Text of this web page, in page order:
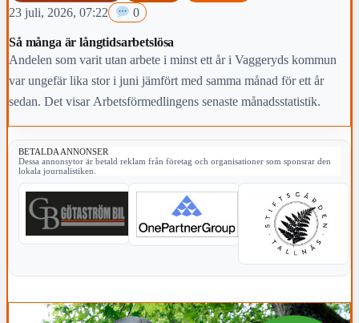
23 juli, 2026, 07:22 0
Så många är långtids­arbetslösa
Andelen som varit utan arbete i minst ett år i Vaggeryds kommun
var ungefär lika stor i juni jämfört med samma månad för ett år
sedan. Det visar Arbetsförmedlingens senaste månadsstatistik.
BETALDA ANNONSER
Dessa annonsytor är betald reklam från företag och organisationer som sponsrar den
lokala journalistiken.